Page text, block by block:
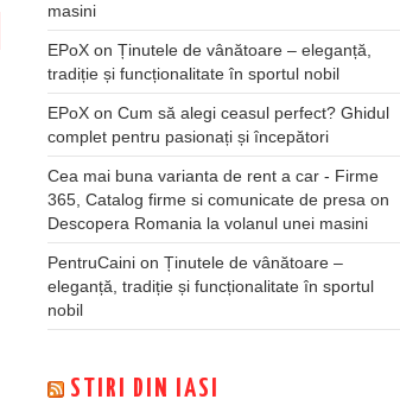
masini
EPoX on Ținutele de vânătoare – eleganță,
tradiție și funcționalitate în sportul nobil
EPoX on Cum să alegi ceasul perfect? Ghidul
complet pentru pasionați și începători
Cea mai buna varianta de rent a car - Firme
365, Catalog firme si comunicate de presa on
Descopera Romania la volanul unei masini
PentruCaini on Ținutele de vânătoare –
eleganță, tradiție și funcționalitate în sportul
nobil
STIRI DIN IASI